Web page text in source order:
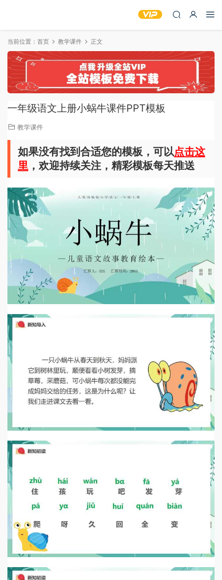
当前位置： 首页 教学课件 正文
一年级语文上册小蜗牛课件PPT模板
教学课件
如果没有找到合适您的模板，可以点击这
里 ，欢迎持续关注，精彩模板每天推送